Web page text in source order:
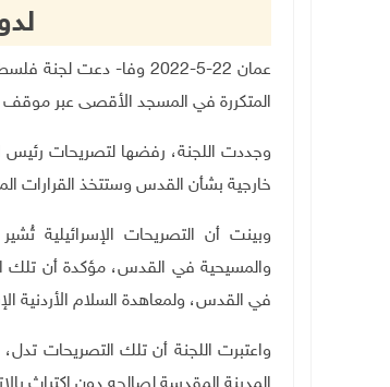
عمان 22-5-2022 وفا- دعت
المتكررة في المسجد الأقصى عبر
وجددت اللجنة، رفضها لتصريحات رئيس
خارجية بشأن القدس وستتخذ القرارات
وبينت أن التصريحات الإسرائيلية
والمسيحية في القدس، مؤكدة أن تلك
في القدس، ولمعاهدة السلام الأردنية
واعتبرت اللجنة أن تلك التصريحات